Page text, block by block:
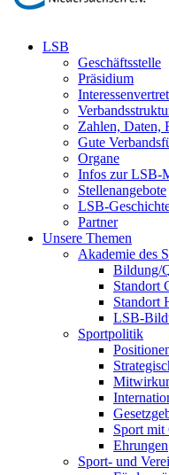
LSB
Geschäftsstelle
Präsidium
Zahlen, Daten,
Gute
Organe
Infos zur LSB-
Stellenangebote
LSB-
Partner
Unsere Themen
Akademie des
Bildung/
Standort
Standort
LSB-
Sportpolitik
Sport mit
Ehrungen
Sport- und